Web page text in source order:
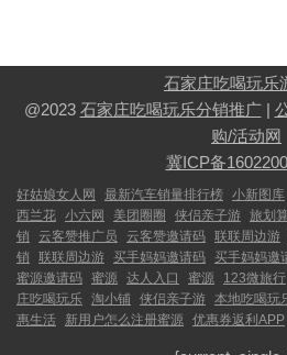
石家庄吃喝玩乐
@2023 石家庄吃喝玩乐分销推广|
购/活动网
冀ICP备
好姑娘女人网 最新汽车销量排行榜 小新图库
西兰花 小六网 美团圈圈 侠侣亲子游 旅划算
销
云客赞推广员 云客赞邀请码 联联周边游
销
联联周边游 买手妈妈邀请码 买手妈妈邀
蜜源邀请码 蜜源 达人入口 蜜源 123微旅行
庄吃喝玩乐 淘小铺 侠侣亲子游 本地吃喝玩
惠生活
新用户怎么注册蜜源 优惠券返利APP